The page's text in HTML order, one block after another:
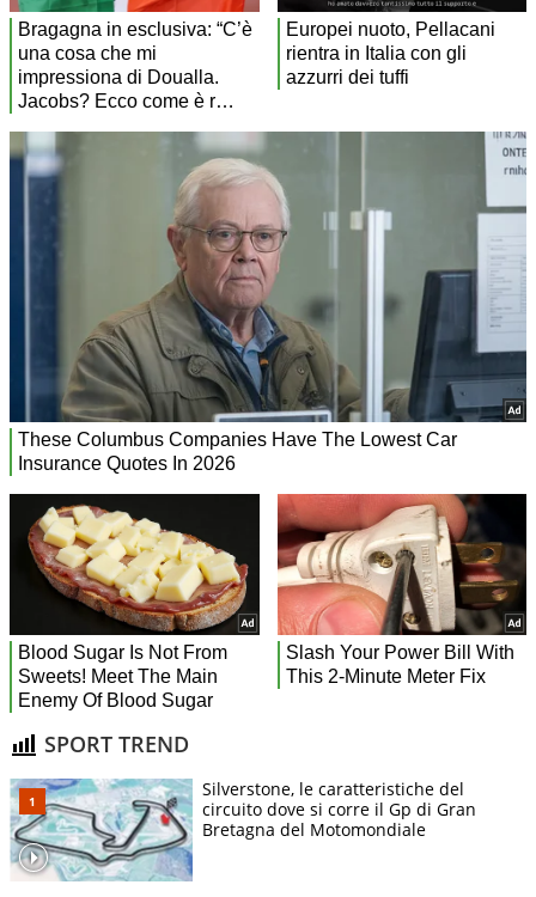
SPORT TREND
Silverstone, le caratteristiche del
circuito dove si corre il Gp di Gran
Bretagna del Motomondiale